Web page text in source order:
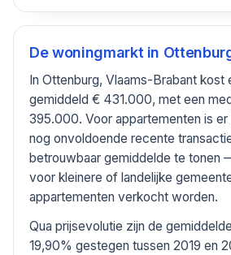
De woningmarkt in
In Ottenburg, Vlaams-Brabant kost
gemiddeld € 431.000, met een
395.000. Voor appartementen is
nog onvoldoende recente
betrouwbaar gemiddelde te tonen
voor kleinere of landelijke
appartementen verkocht worden.
Qua prijsevolutie zijn de
19,90% gestegen tussen 2019 en